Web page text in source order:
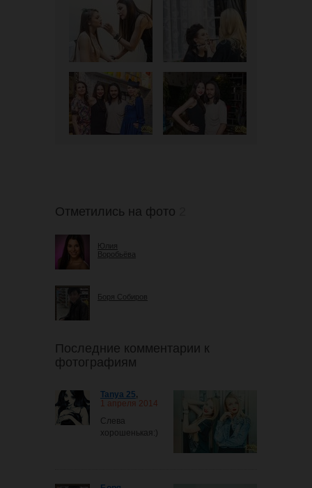
Отметились на фото
Юлия
Воробьёва
Боря Собиров
Последние комментарии к
фотографиям
Tanya 25,
1 апреля 2014
Слева
хорошенькая:)